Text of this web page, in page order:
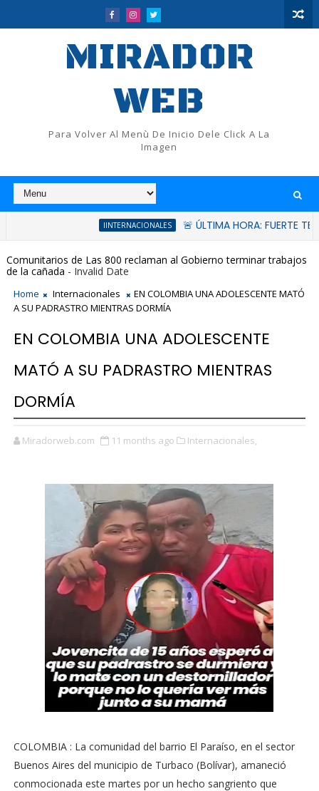
MIRADOR
WEB
Para Volver Al Menù De Inicio Dele Click A La
Imagen
IINTERNACIONALES 🚨 ÚLTIMA HORA: FUERTE
Comunitarios de Las 800 reclaman al Gobierno terminar trabajos
de la cañada - Invalid Date
Home Internacionales
EN COLOMBIA UNA ADOLESCENTE MATÓ
A SU PADRASTRO MIENTRAS DORMÍA
EN COLOMBIA UNA ADOLESCENTE
MATÓ A SU PADRASTRO MIENTRAS
DORMÍA
Miradorweb.com 11 months ago Internacionales,
COLOMBIA : La comunidad del barrio El Paraíso, en el sector
Buenos Aires del municipio de Turbaco (Bolívar), amaneció
conmocionada este martes por un hecho sangriento que